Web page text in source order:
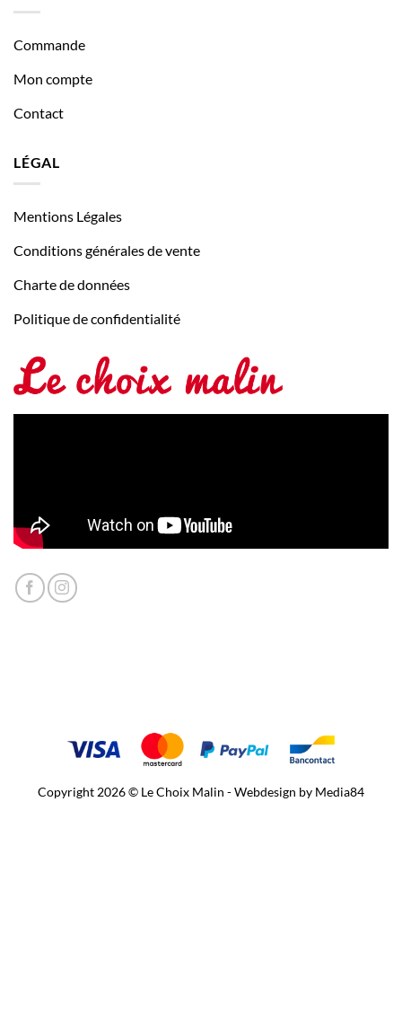
Commande
Mon compte
Contact
LÉGAL
Mentions Légales
Conditions générales de vente
Charte de données
Politique de confidentialité
Copyright 2026 © Le Choix Malin - Webdesign by Media84